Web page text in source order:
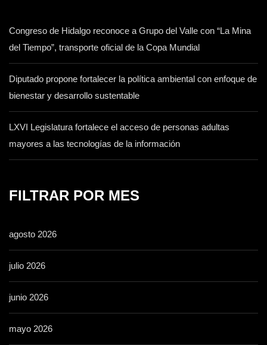
Congreso de Hidalgo reconoce a Grupo del Valle con “La Mina
del Tiempo”, transporte oficial de la Copa Mundial
Diputado propone fortalecer la política ambiental con enfoque de
bienestar y desarrollo sustentable
LXVI Legislatura fortalece el acceso de personas adultas
mayores a las tecnologías de la información
FILTRAR POR MES
agosto 2026
julio 2026
junio 2026
mayo 2026